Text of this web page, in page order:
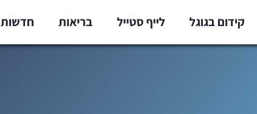
קידום בגוגל לייף סטייל בריאות חדשות